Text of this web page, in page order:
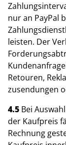
nur an PayPal
leisten. Der
Retouren,
zusendungen
4.5 Bei
der Kaufpreis
Rechnung